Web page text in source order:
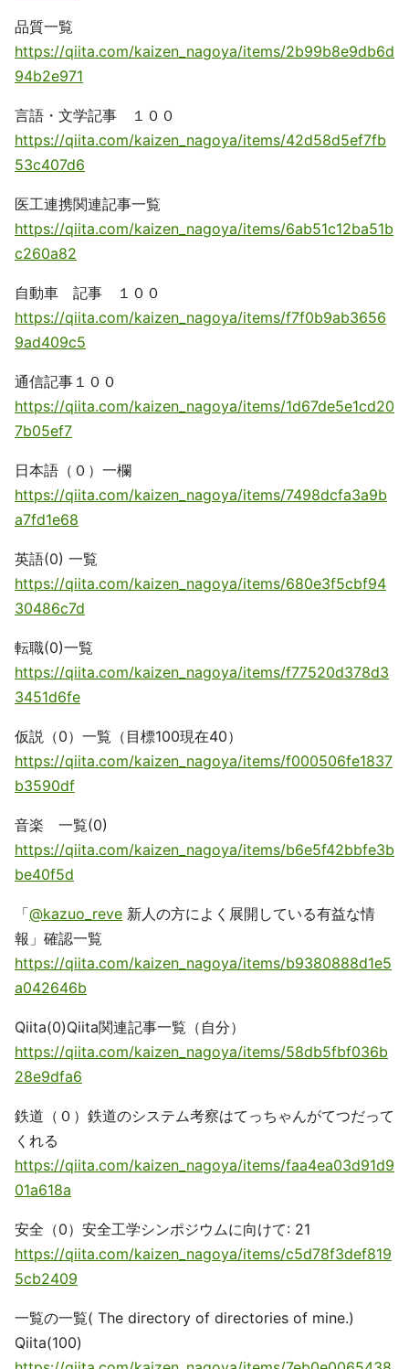
品質一覧
https://qiita.com/kaizen_nagoya/items/2b99b8e9db6d
94b2e971
言語・文学記事 １００
https://qiita.com/kaizen_nagoya/items/42d58d5ef7fb
53c407d6
医工連携関連記事一覧
https://qiita.com/kaizen_nagoya/items/6ab51c12ba51b
c260a82
自動車 記事 １００
https://qiita.com/kaizen_nagoya/items/f7f0b9ab3656
9ad409c5
通信記事１００
https://qiita.com/kaizen_nagoya/items/1d67de5e1cd20
7b05ef7
日本語（０）一欄
https://qiita.com/kaizen_nagoya/items/7498dcfa3a9b
a7fd1e68
英語(0) 一覧
https://qiita.com/kaizen_nagoya/items/680e3f5cbf94
30486c7d
転職(0)一覧
https://qiita.com/kaizen_nagoya/items/f77520d378d3
3451d6fe
仮説（0）一覧（目標100現在40）
https://qiita.com/kaizen_nagoya/items/f000506fe1837
b3590df
音楽 一覧(0)
https://qiita.com/kaizen_nagoya/items/b6e5f42bbfe3b
be40f5d
「@kazuo_reve 新人の方によく展開している有益な情
報」確認一覧
https://qiita.com/kaizen_nagoya/items/b9380888d1e5
a042646b
Qiita(0)Qiita関連記事一覧（自分）
https://qiita.com/kaizen_nagoya/items/58db5fbf036b
28e9dfa6
鉄道（０）鉄道のシステム考察はてっちゃんがてつだって
くれる
https://qiita.com/kaizen_nagoya/items/faa4ea03d91d9
01a618a
安全（0）安全工学シンポジウムに向けて: 21
https://qiita.com/kaizen_nagoya/items/c5d78f3def819
5cb2409
一覧の一覧( The directory of directories of mine.)
Qiita(100)